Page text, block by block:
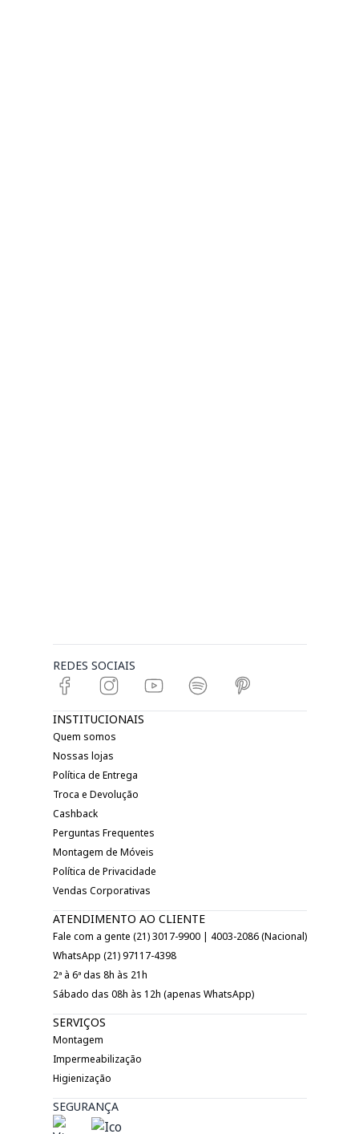
REDES SOCIAIS
INSTITUCIONAIS
Quem somos
Nossas lojas
Política de Entrega
Troca e Devolução
Cashback
Perguntas Frequentes
Montagem de Móveis
Política de Privacidade
Vendas Corporativas
ATENDIMENTO AO CLIENTE
Fale com a gente (21) 3017-9900 | 4003-2086 (Nacional)
WhatsApp (21) 97117-4398
2ª à 6ª das 8h às 21h
Sábado das 08h às 12h (apenas WhatsApp)
SERVIÇOS
Montagem
Impermeabilização
Higienização
SEGURANÇA